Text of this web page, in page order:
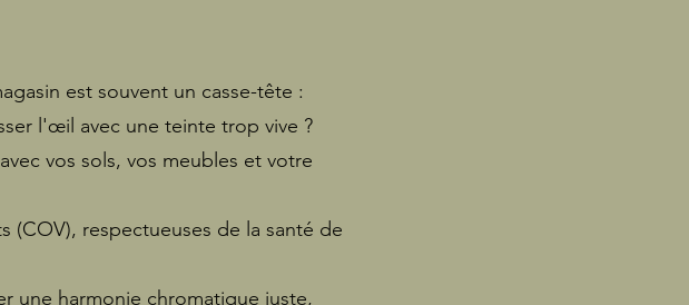
est souvent un casse-tête :
l'œil avec une teinte trop vive ?
vos sols, vos meubles et votre
(COV), respectueuses de la santé de
une harmonie chromatique juste,